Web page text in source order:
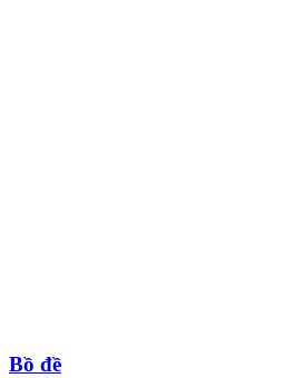
Bồ đề